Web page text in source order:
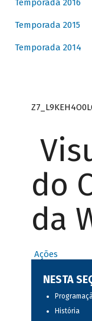
Temporada 2016
Temporada 2015
Temporada 2014
do
da
Ações
NESTA
História